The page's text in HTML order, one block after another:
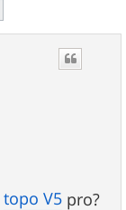
topo V5 pro?